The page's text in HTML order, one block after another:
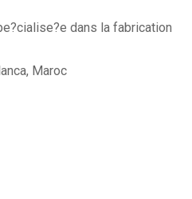
dans la fabrication
, Maroc